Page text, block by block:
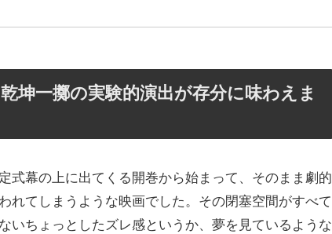
坤一擲の実験的演出が存分に味わえま
式幕の上に出てくる開巻から始まって、そのまま劇的
れてしまうような映画でした。その閉塞空間がすべて
いちょっとしたズレ感というか、夢を見ているような